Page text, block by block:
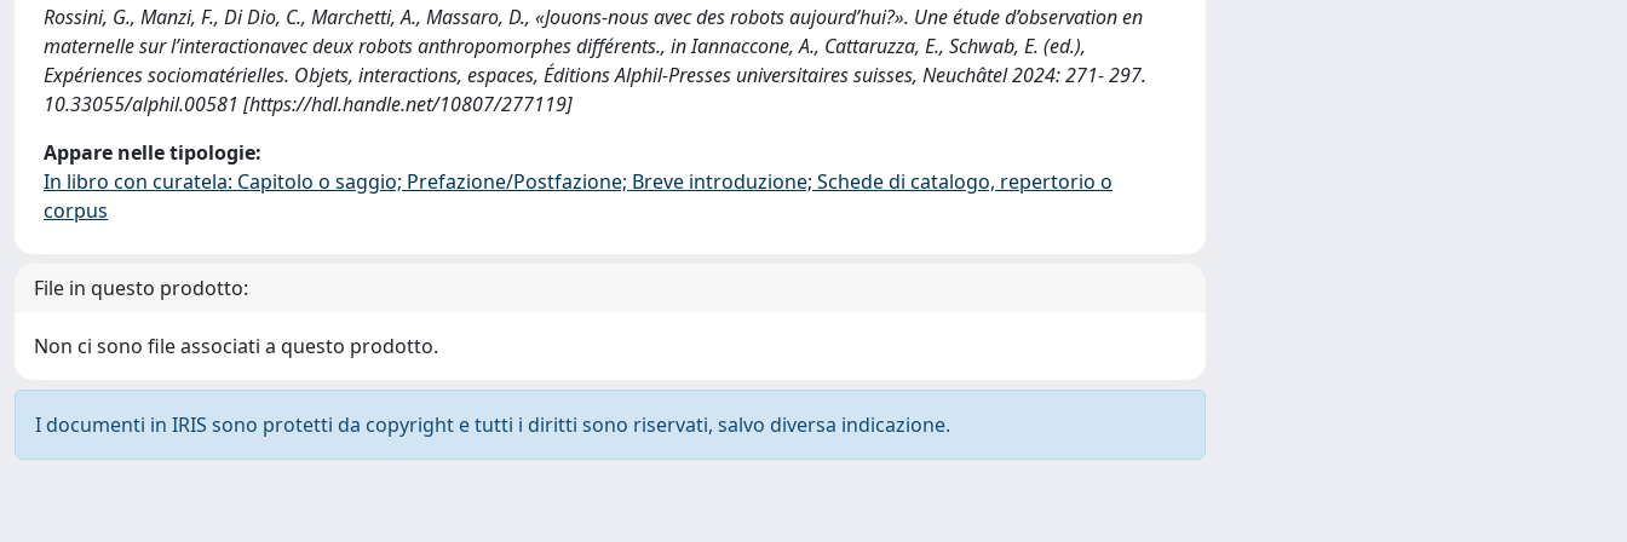
Rossini, G., Manzi, F., Di Dio, C., Marchetti, A., Massaro, D., «Jouons-nous avec des robots aujourd’hui?». Une étude d’observation en
maternelle sur l’interactionavec deux robots anthropomorphes différents., in Iannaccone, A., Cattaruzza, E., Schwab, E. (ed.),
Expériences sociomatérielles. Objets, interactions, espaces, Éditions Alphil-Presses universitaires suisses, Neuchâtel 2024: 271- 297.
10.33055/alphil.00581 [https://hdl.handle.net/10807/277119]
Appare nelle tipologie:
In libro con curatela: Capitolo o saggio; Prefazione/Postfazione; Breve introduzione; Schede di catalogo, repertorio o
corpus
File in questo prodotto:
Non ci sono file associati a questo prodotto.
I documenti in IRIS sono protetti da copyright e tutti i diritti sono riservati, salvo diversa indicazione.